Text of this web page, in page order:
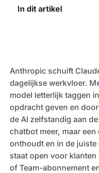
Anthropic schuift
dagelijkse werkvloer.
model letterlijk taggen
opdracht geven en
de AI zelfstandig aan
chatbot meer, maar
onthoudt en in de juiste
staat open voor
of Team-abonnement
In dit artikel